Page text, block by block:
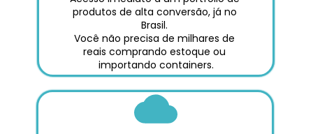
produtos de alta conversão, já no
Brasil.
Você não precisa de milhares de
reais comprando estoque ou
importando containers.